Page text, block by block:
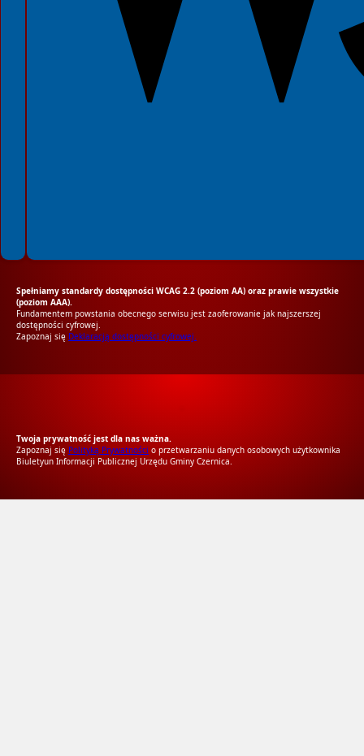
Spełniamy standardy dostępności WCAG 2.2 (poziom AA) oraz prawie wszystkie
(poziom AAA).
Fundamentem powstania obecnego serwisu jest zaoferowanie jak najszerszej
dostępności cyfrowej.
Zapoznaj się Deklaracją dostępności cyfrowej.
Twoja prywatność jest dla nas ważna.
Zapoznaj się Polityką Prywatności o przetwarzaniu danych osobowych użytkownika
Biuletyun Informacji Publicznej Urzędu Gminy Czernica.